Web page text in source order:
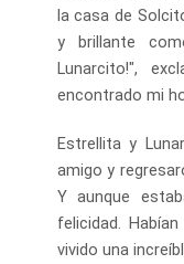
la casa de
y brillante
Lunarcito!",
encontrado mi
Estrellita y
amigo y
Y aunque
felicidad.
vivido una